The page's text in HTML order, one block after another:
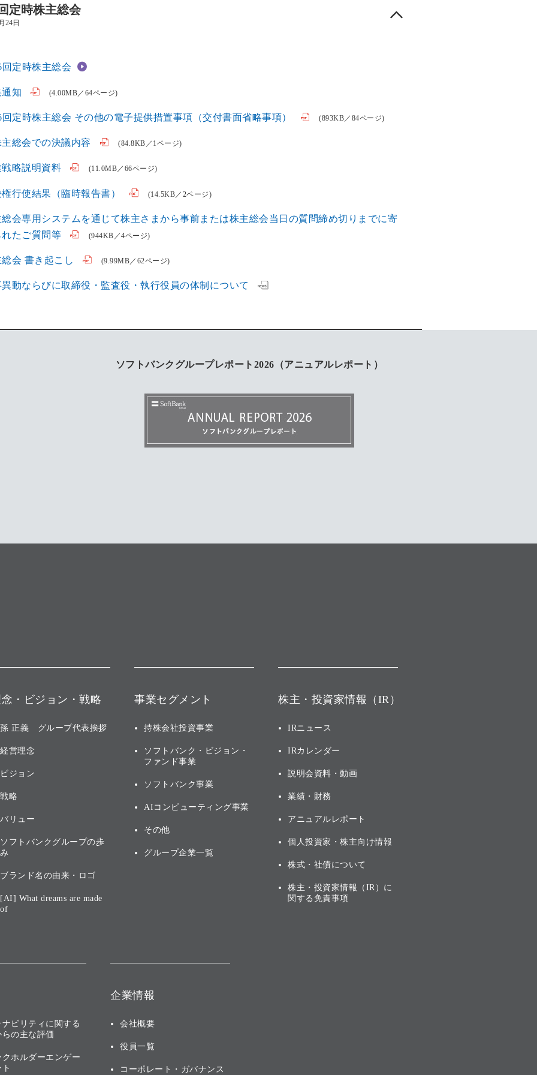
定時株主総会
24日
回定時株主総会
知 (4.00MB／64ページ)
回定時株主総会 その他の電子提供措置事項（交付書面省略事項） (893KB／84ページ)
総会での決議内容 (84.8KB／1ページ)
略説明資料 (11.0MB／66ページ)
行使結果（臨時報告書） (14.5KB／2ページ)
会専用システムを通じて株主さまから事前または株主総会当日の質問締め切りまでに寄
たご質問等
(944KB／4ページ)
会 書き起こし (9.99MB／62ページ)
動ならびに取締役・監査役・執行役員の体制について
ソフトバンクグループレポート2026 （アニュアルレポート）
・ビジョン・戦略
孫 正義 グループ代表挨拶
経営理念
ビジョン
戦略
バリュー
ソフトバンクグループの歩
み
ブランド名の由来・ロゴ
[AI] What dreams are made
of
事業セグメント
持株会社投資事業
ソフトバンク・ビジョン・
ファンド事業
ソフトバンク事業
AIコンピューティング事業
その他
グループ企業一覧
株主・投資家情報（IR）
IRニュース
IRカレンダー
説明会資料・動画
業績・財務
アニュアルレポート
個人投資家・株主向け情報
株式・社債について
株主・投資家情報（IR）に
関する免責事項
ビリティに関する
の主な評価
クホルダーエンゲー
企業情報
会社概要
役員一覧
コーポレート・ガバナンス